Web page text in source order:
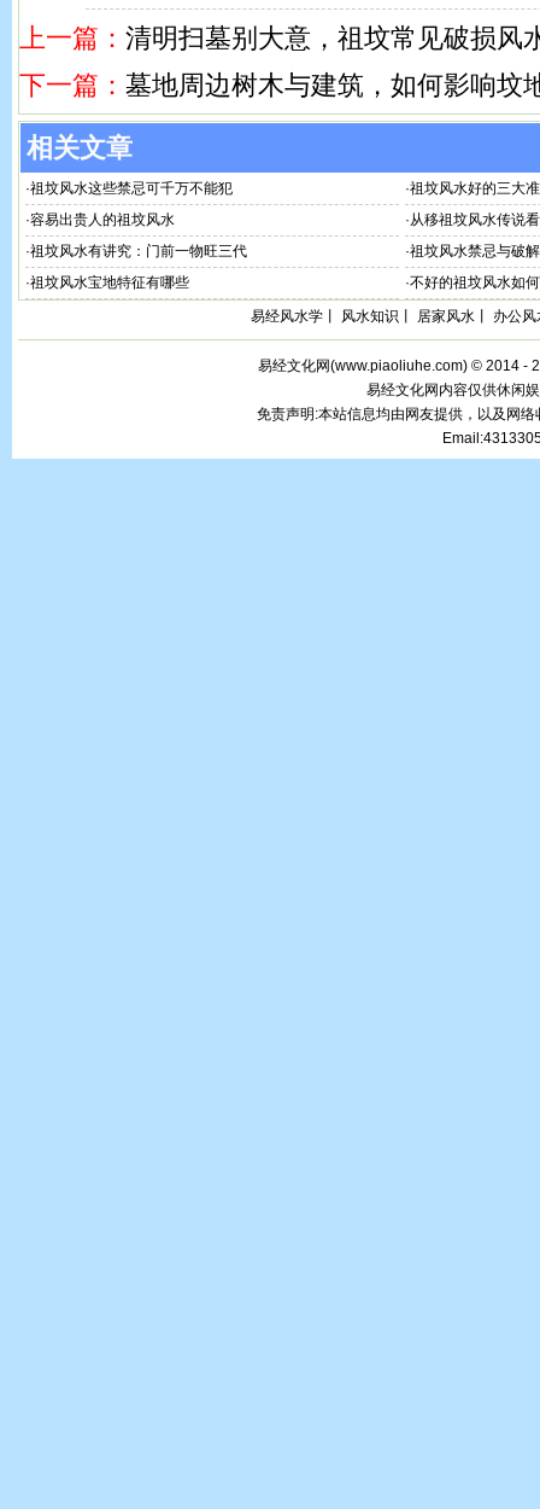
上一篇： 清明扫墓别大意，祖坟常见破损风
下一篇： 墓地周边树木与建筑，如何影响坟
相关文章
·祖坟风水这些禁忌可千万不能犯 ·祖坟风水好的三大
·容易出贵人的祖坟风水 ·从移祖坟风水传说
·祖坟风水有讲究：门前一物旺三代 ·祖坟风水禁忌与破解
·祖坟风水宝地特征有哪些 ·不好的祖坟风水如
易经风水学
风水知识 居家风水 办公风
易经文化网(www.piaoliuhe.com) © 2014 -
易经文化网内容仅供休闲
免责声明:本站信息均由网友提供，以及网